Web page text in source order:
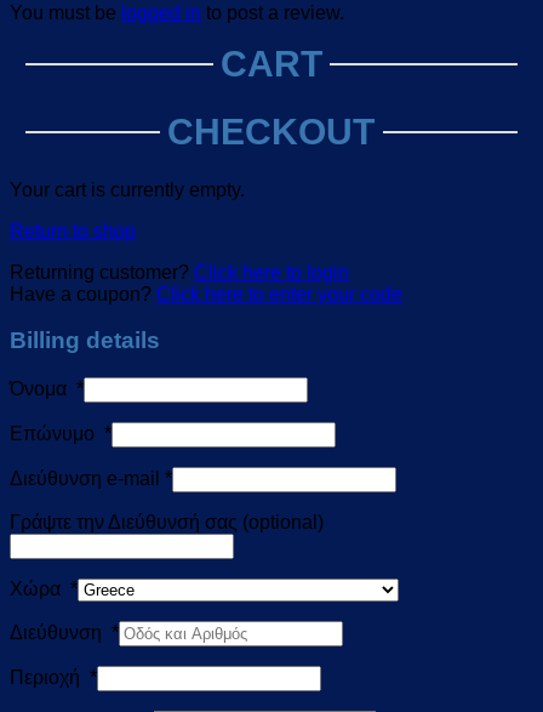
You must be logged in to post a review.
CART
CHECKOUT
Your cart is currently empty.
Return to shop
Returning customer? Click here to login
Have a coupon? Click here to enter your code
Billing details
Όνομα *
Επώνυμο *
Διεύθυνση e-mail *
Γράψτε την Διεύθυνσή σας (optional)
Χώρα *
Διεύθυνση *
Περιοχή *